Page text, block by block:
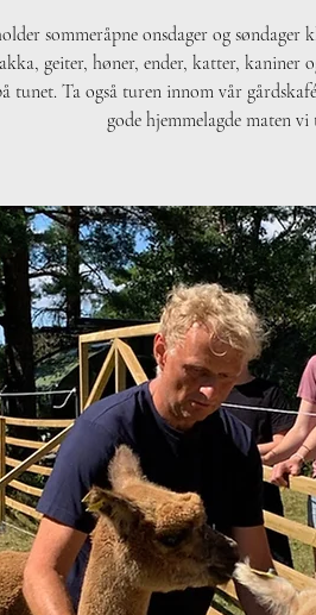
sommeråpne onsdager og søndager
geiter, høner, ender, katter, kaniner
tunet. Ta også turen innom vår
gode hjemmelagde maten